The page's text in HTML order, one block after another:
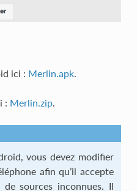
ici : Merlin.apk.
: Merlin.zip.
vous devez modifier
afin qu’il accepte
de sources inconnues. Il